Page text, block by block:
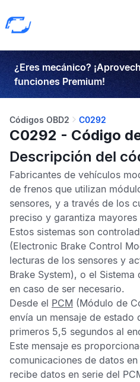
¿Eres mecánico?
funciones Premium!
Códigos OBD2 C0292
C0292 - Código
Descripción del
Fabricantes de vehículos
de frenos que utilizan
sensores, y a través de los
preciso y garantiza
Estos sistemas son
(Electronic Brake Control
lecturas de los sensores y
Brake System), o el Sistema
en caso de ser necesario.
Desde el PCM (Módulo de
envía un mensaje de estado
primeros 5,5 segundos al
Este mensaje es
comunicaciones de datos en
recibe datos en serie del